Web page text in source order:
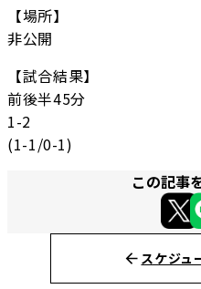
【場所】
非公開
【試合結果】
前後半45分
1-2
(1-1/0-1)
この記事
スケジュ